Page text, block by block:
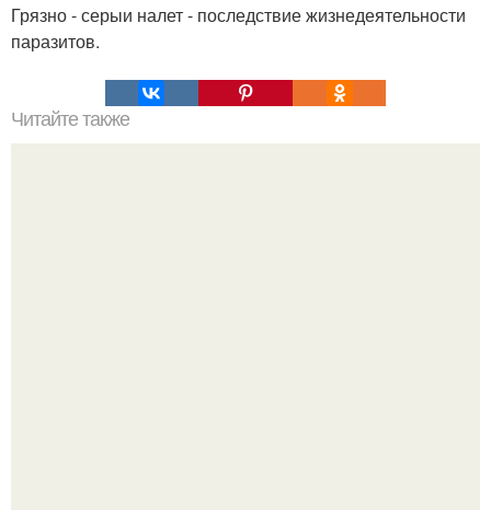
Грязно - серыи налет - последствие жизнедеятельности
паразитов.
Читайте также